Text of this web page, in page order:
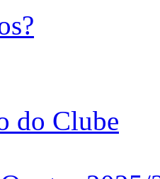
do Clube